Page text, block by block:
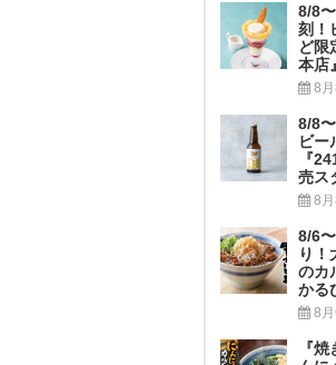
8/8
刻！
ど限
本店』
8
8/8
ビー
『
売ス
8
8/6
り！
のカ
かる
8
『